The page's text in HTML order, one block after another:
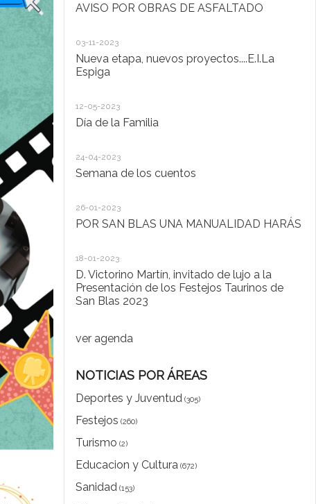
AVISO POR OBRAS DE ASFALTADO
03-11-2023
Nueva etapa, nuevos proyectos....E.I.La
Espiga
12-05-2023
Día de la Familia
24-04-2023
Semana de los cuentos
26-01-2023
POR SAN BLAS UNA MANUALIDAD HARÁS
18-01-2023
D. Victorino Martín, invitado de lujo a la
Presentación de los Festejos Taurinos de
San Blas 2023
ver agenda
NOTICIAS POR ÁREAS
Deportes y Juventud(305)
Festejos (260)
Turismo (2)
Educacion y Cultura(672)
Sanidad(153)